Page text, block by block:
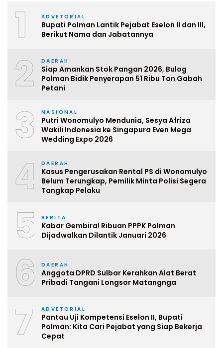
1 ADVETORIAL
Bupati Polman Lantik Pejabat Eselon II dan III,
Berikut Nama dan Jabatannya
2 DAERAH
Siap Amankan Stok Pangan 2026, Bulog
Polman Bidik Penyerapan 51 Ribu Ton Gabah
Petani
3 NASIONAL
Putri Wonomulyo Mendunia, Sesya Afriza
Wakili Indonesia ke Singapura Even Mega
Wedding Expo 2026
4 DAERAH
Kasus Pengerusakan Rental PS di Wonomulyo
Belum Terungkap, Pemilik Minta Polisi Segera
Tangkap Pelaku
5 BERITA
Kabar Gembira! Ribuan PPPK Polman
Dijadwalkan Dilantik Januari 2026
6 DAERAH
Anggota DPRD Sulbar Kerahkan Alat Berat
Pribadi Tangani Longsor Matangnga
7 ADVETORIAL
Pantau Uji Kompetensi Eselon II, Bupati
Polman: Kita Cari Pejabat yang Siap Bekerja
Cepat